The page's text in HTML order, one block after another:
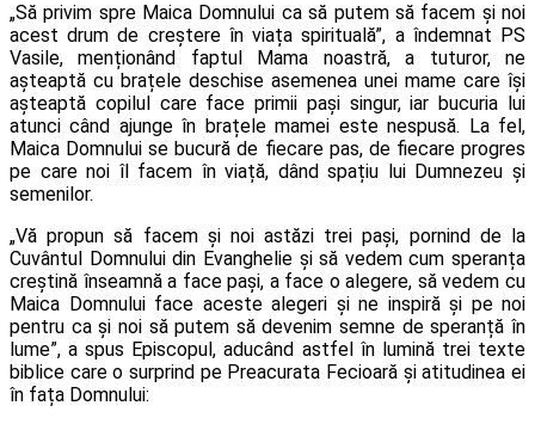
„Să privim spre Maica Domnului ca să putem să facem și noi
acest drum de creștere în viața spirituală”, a îndemnat PS
Vasile, menționând faptul Mama noastră, a tuturor, ne
așteaptă cu brațele deschise asemenea unei mame care își
așteaptă copilul care face primii pași singur, iar bucuria lui
atunci când ajunge în brațele mamei este nespusă. La fel,
Maica Domnului se bucură de fiecare pas, de fiecare progres
pe care noi îl facem în viață, dând spațiu lui Dumnezeu și
semenilor.
„Vă propun să facem și noi astăzi trei pași, pornind de la
Cuvântul Domnului din Evanghelie și să vedem cum speranța
creștină înseamnă a face pași, a face o alegere, să vedem cu
Maica Domnului face aceste alegeri și ne inspiră și pe noi
pentru ca și noi să putem să devenim semne de speranță în
lume”, a spus Episcopul, aducând astfel în lumină trei texte
biblice care o surprind pe Preacurata Fecioară și atitudinea ei
în fața Domnului: